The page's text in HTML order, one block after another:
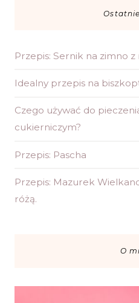
Przepis: Sernik na zimno z
Idealny przepis na
Czego używać do
cukierniczym?
Przepis: Pascha
Przepis: Mazurek
różą.
O